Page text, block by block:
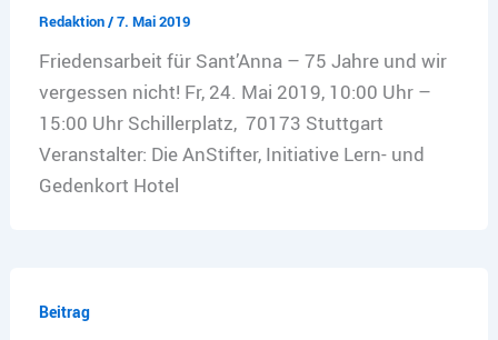
Redaktion/7. Mai 2019
Friedensarbeit für Sant’Anna – 75 Jahre und wir
vergessen nicht! Fr, 24. Mai 2019, 10:00 Uhr –
15:00 Uhr Schillerplatz, 70173 Stuttgart
Veranstalter: Die AnStifter, Initiative Lern- und
Gedenkort Hotel
Beitrag